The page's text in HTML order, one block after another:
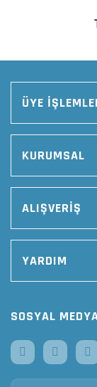
ÜYE
KURUMSAL
ALIŞVERİŞ
YARDIM
SOSYAL